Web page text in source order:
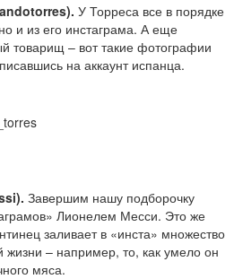
У Торреса все в порядке
и из его инстаграма. А еще
товарищ – вот такие фотографии
на аккаунт испанца.
Завершим нашу подборочку
Лионелем Месси. Это же
заливает в «инста» множество
жизни – например, то, как умело он
мяса.